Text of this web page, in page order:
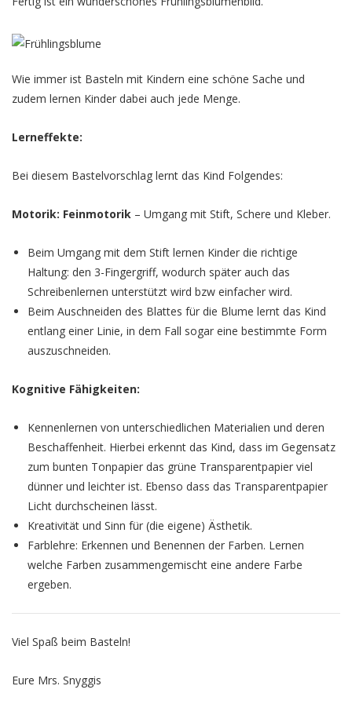
Wie immer ist Basteln mit Kindern eine schöne Sache und
zudem lernen Kinder dabei auch jede Menge.
Lerneffekte:
Bei diesem Bastelvorschlag lernt das Kind Folgendes:
Motorik: Feinmotorik – Umgang mit Stift, Schere und Kleber.
Beim Umgang mit dem Stift lernen Kinder die richtige
Haltung: den 3-Fingergriff, wodurch später auch das
Schreibenlernen unterstützt wird bzw einfacher wird.
Beim Auschneiden des Blattes für die Blume lernt das Kind
entlang einer Linie, in dem Fall sogar eine bestimmte Form
auszuschneiden.
Kognitive Fähigkeiten:
Kennenlernen von unterschiedlichen Materialien und deren
Beschaffenheit. Hierbei erkennt das Kind, dass im Gegensatz
zum bunten Tonpapier das grüne Transparentpapier viel
dünner und leichter ist. Ebenso dass das Transparentpapier
Licht durchscheinen lässt.
Kreativität und Sinn für (die eigene) Ästhetik.
Farblehre: Erkennen und Benennen der Farben. Lernen
welche Farben zusammengemischt eine andere Farbe
ergeben.
Viel Spaß beim Basteln!
Eure Mrs. Snyggis